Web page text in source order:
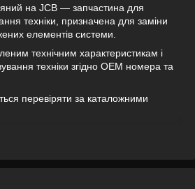
на JCB — запчастина для
техніки, призначена для заміни
елементів системи.
технічним характеристикам і
техніки згідно OEM номера та
перевіряти за каталожними